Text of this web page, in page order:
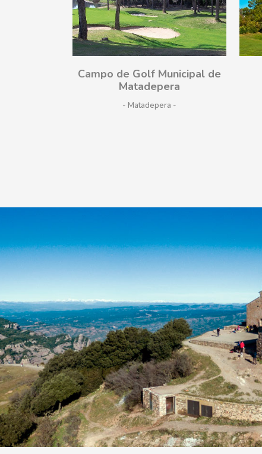
¡Vamos!
Campo de Golf Municipal de
Matadepera
- Matadepera